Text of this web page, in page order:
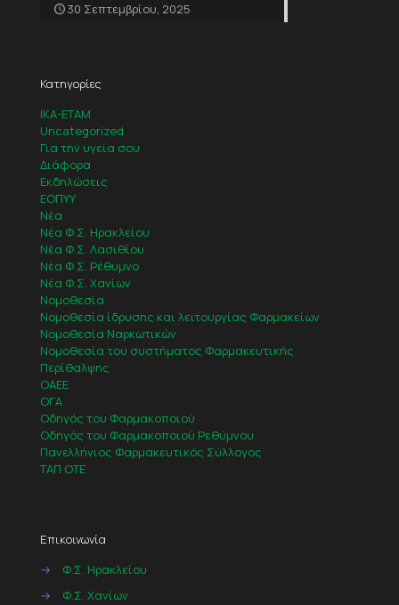
30 Σεπτεμβρίου, 2025
Κατηγορίες
IKA-ETAM
Uncategorized
Για την υγεία σου
Διάφορα
Εκδηλώσεις
ΕΟΠΥΥ
Νέα
Νέα Φ.Σ. Ηρακλείου
Νέα Φ.Σ. Λασιθίου
Νέα Φ.Σ. Ρέθυμνο
Νέα Φ.Σ. Χανίων
Νομοθεσία
Νομοθεσία ίδρυσης και λειτουργίας Φαρμακείων
Νομοθεσία Ναρκωτικών
Νομοθεσία του συστήματος Φαρμακευτικής
Περίθαλψης
ΟΑΕΕ
ΟΓΑ
Οδηγός του Φαρμακοποιού
Οδηγός του Φαρμακοποιού Ρεθύμνου
Πανελλήνιος Φαρμακευτικός Σύλλογος
ΤΑΠ ΟΤΕ
Επικοινωνία
→
Φ.Σ. Ηρακλείου
→
Φ.Σ. Χανίων